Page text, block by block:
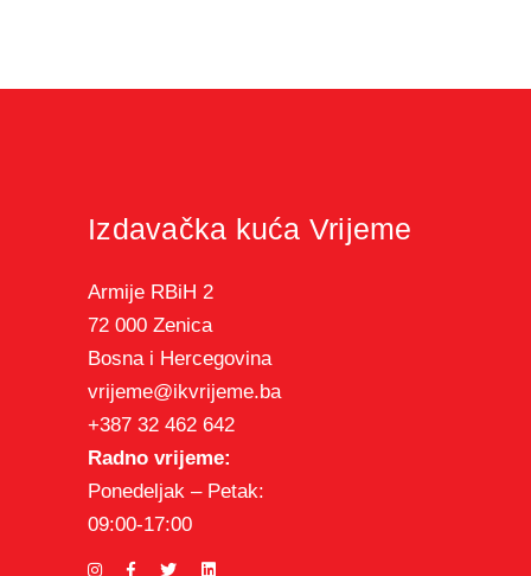
Izdavačka kuća Vrijeme
Armije RBiH 2
72 000 Zenica
Bosna i Hercegovina
vrijeme@ikvrijeme.ba
+387 32 462 642
Radno vrijeme:
Ponedeljak – Petak:
09:00-17:00